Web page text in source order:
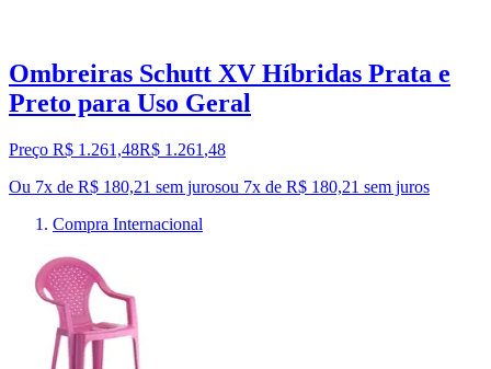
Ombreiras Schutt XV Híbridas Prata e
Preto para Uso Geral
Preço R$ 1.261,48R$ 1.261 ,48
Ou 7x de R$ 180,21 sem jurosou 7x de R$ 180,21 sem juros
Compra Internacional